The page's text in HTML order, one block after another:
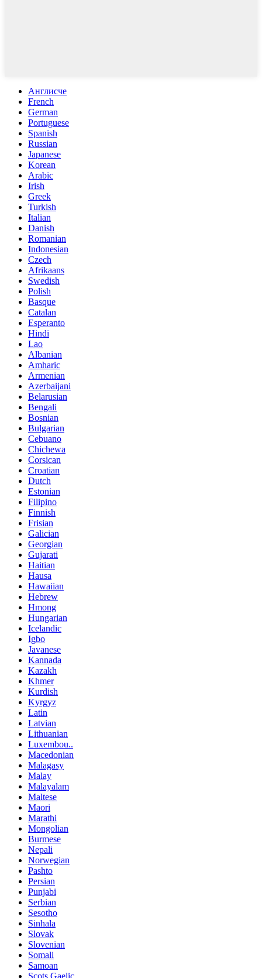
Англисче
French
German
Portuguese
Spanish
Russian
Japanese
Korean
Arabic
Irish
Greek
Turkish
Italian
Danish
Romanian
Indonesian
Czech
Afrikaans
Swedish
Polish
Basque
Catalan
Esperanto
Hindi
Lao
Albanian
Amharic
Armenian
Azerbaijani
Belarusian
Bengali
Bosnian
Bulgarian
Cebuano
Chichewa
Corsican
Croatian
Dutch
Estonian
Filipino
Finnish
Frisian
Galician
Georgian
Gujarati
Haitian
Hausa
Hawaiian
Hebrew
Hmong
Hungarian
Icelandic
Igbo
Javanese
Kannada
Kazakh
Khmer
Kurdish
Kyrgyz
Latin
Latvian
Lithuanian
Luxembou..
Macedonian
Malagasy
Malay
Malayalam
Maltese
Maori
Marathi
Mongolian
Burmese
Nepali
Norwegian
Pashto
Persian
Punjabi
Serbian
Sesotho
Sinhala
Slovak
Slovenian
Somali
Samoan
Scots Gaelic